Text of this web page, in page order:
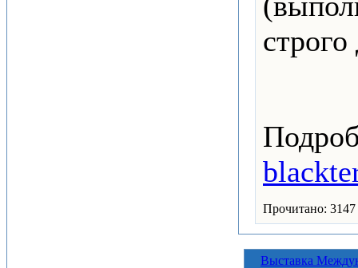
Прочитано: 3147
Выставка